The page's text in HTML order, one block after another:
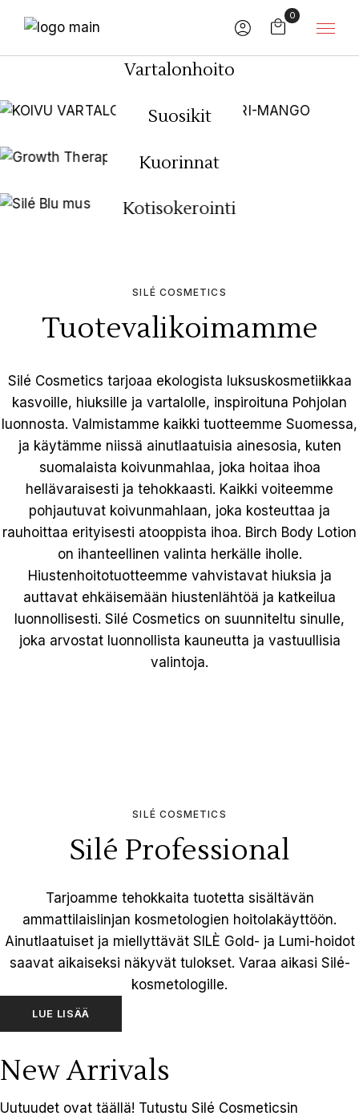
0
Vartalonhoito
Suosikit
Kuorinnat
Kotisokerointi
SILÉ COSMETICS
Tuotevalikoimamme
Silé Cosmetics tarjoaa ekologista luksuskosmetiikkaa
kasvoille, hiuksille ja vartalolle, inspiroituna Pohjolan
luonnosta. Valmistamme kaikki tuotteemme Suomessa,
ja käytämme niissä ainutlaatuisia ainesosia, kuten
suomalaista koivunmahlaa, joka hoitaa ihoa
hellävaraisesti ja tehokkaasti. Kaikki voiteemme
pohjautuvat koivunmahlaan, joka kosteuttaa ja
rauhoittaa erityisesti atooppista ihoa. Birch Body Lotion
on ihanteellinen valinta herkälle iholle.
Hiustenhoitotuotteemme vahvistavat hiuksia ja
auttavat ehkäisemään hiustenlähtöä ja katkeilua
luonnollisesti. Silé Cosmetics on suunniteltu sinulle,
joka arvostat luonnollista kauneutta ja vastuullisia
valintoja.
SILÉ COSMETICS
Silé Professional
Tarjoamme tehokkaita tuotetta sisältävän
ammattilaislinjan kosmetologien hoitolakäyttöön.
Ainutlaatuiset ja miellyttävät SILÈ Gold- ja Lumi-hoidot
saavat aikaiseksi näkyvät tulokset. Varaa aikasi Silé-
kosmetologille.
LUE LISÄÄ
New Arrivals
Uutuudet ovat täällä! Tutustu Silé Cosmeticsin